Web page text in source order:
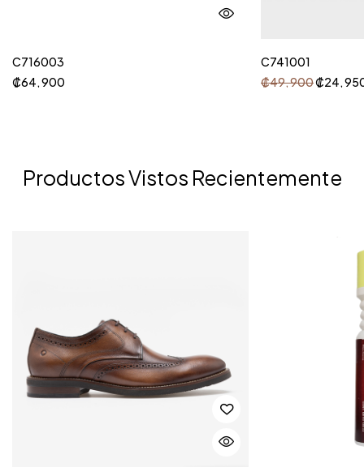
C716003
₡64, 900
C741001
₡49, 900₡24,
Productos Vistos Recientemente